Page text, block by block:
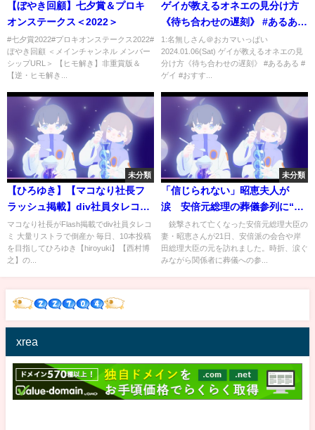
【ぼやき回顧】七夕賞＆プロキ
オンステークス＜2022＞
#七夕賞2022#プロキオンステークス2022#
ぼやき回顧 ＜メインチャンネル メンバー
シップURL＞ 【ヒモ解き】非重賞版＆
【逆・ヒモ解き...
ゲイが教えるオネエの見分け方
《待ち合わせの遅刻》 #あるある
#ゲイ #おすすめにのりたい
1:名無しさん＠おカマいっぱい
2024.01.06(Sat) ゲイが教えるオネエの見
分け方《待ち合わせの遅刻》 #あるある #
ゲイ #おすす...
未分類
【ひろゆき】【マコなり社長フ
ラッシュ掲載】div社員タレコミ
で大量リストラで倒産秒読みか
Yahooニュース・まこなり炎上
まこなりリストラを受けまこな
マコなり社長がFlash掲載でdiv社員タレコ
ミ 大量リストラで倒産か 毎日、10本投稿
を目指してひろゆき【hiroyuki】【西村博
之】の...
未分類
「信じられない」昭恵夫人が
涙 安倍元総理の葬儀参列に“御
礼”(2022年7月21日)
銃撃されて亡くなった安倍元総理大臣の
妻・昭恵さんが21日、安倍派の会合や岸
田総理大臣の元を訪れました。時折、涙ぐ
みながら関係者に葬儀への参...
xrea